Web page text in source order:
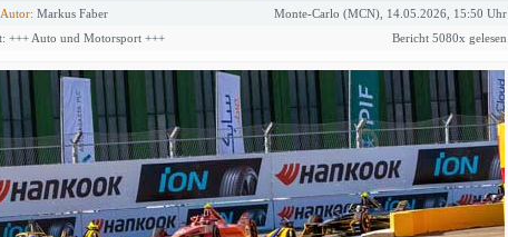
Markus Faber
Monte-Carlo (MCN), 14.05.2026, 15:50 Uhr
+++ Auto und Motorsport +++
Bericht 5080x gelesen